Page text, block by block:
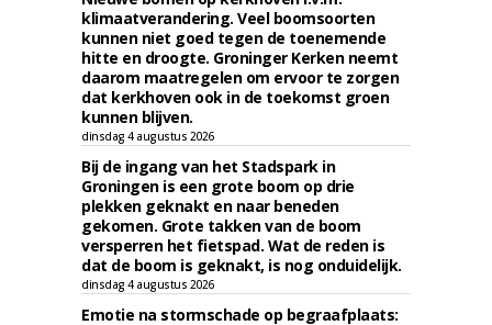
klimaatverandering. Veel boomsoorten
kunnen niet goed tegen de toenemende
hitte en droogte. Groninger Kerken neemt
daarom maatregelen om ervoor te zorgen
dat kerkhoven ook in de toekomst groen
kunnen blijven.
dinsdag 4 augustus 2026
Bij de ingang van het Stadspark in
Groningen is een grote boom op drie
plekken geknakt en naar beneden
gekomen. Grote takken van de boom
versperren het fietspad. Wat de reden is
dat de boom is geknakt, is nog onduidelijk.
dinsdag 4 augustus 2026
Emotie na stormschade op begraafplaats: